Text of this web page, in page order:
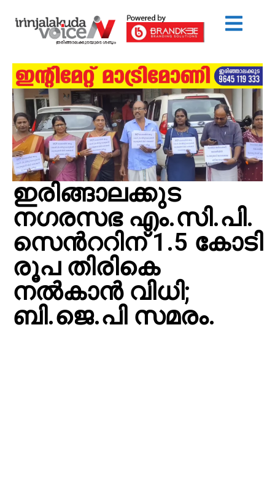
ഇരിങ്ങാലക്കുട
നഗരസഭ എം.സി.പി.
സെന്‍ററിന് 1.5 കോടി
രൂപ തിരികെ
നല്‍കാന്‍ വിധി;
ബി.ജെ.പി സമരം.